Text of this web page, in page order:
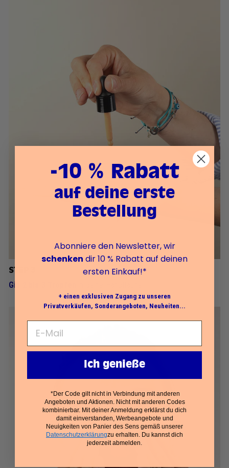
STEP 3
Gib 2 bis 3 Tropfen
-10 % Rabatt
auf deine erste
Bestellung
Abonniere den Newsletter, wir
schenken dir 10 % Rabatt auf deinen
ersten Einkauf!*
+ einen exklusiven Zugang zu unseren
Privatverkäufen, Sonderangeboten, Neuheiten...
Ich genieße
*Der Code gilt nicht in Verbindung mit anderen
Angeboten und Aktionen. Nicht mit anderen Codes
kombinierbar. Mit deiner Anmeldung erklärst du dich
damit einverstanden, Werbeangebote und
Neuigkeiten von Panier des Sens gemäß unserer
Datenschutzerklärungzu erhalten. Du kannst dich
jederzeit abmelden.